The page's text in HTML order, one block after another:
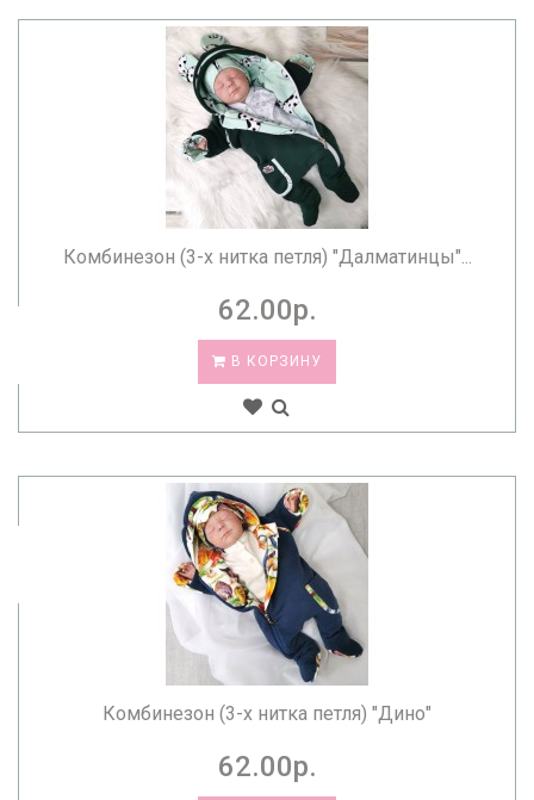
Комбинезон (3-х нитка петля) "Далматинцы"...
62.00р.
В КОРЗИНУ
Комбинезон (3-х нитка петля) "Дино"
62.00р.